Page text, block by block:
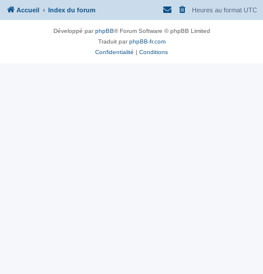
Accueil Index du forum Heures au format UTC
Développé parphpBB® Forum Software © phpBB Limited
Traduit parphpBB-fr.com
Confidentialité | Conditions